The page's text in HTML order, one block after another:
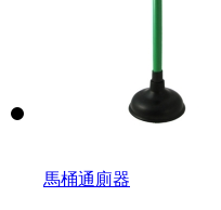
馬桶通廁器